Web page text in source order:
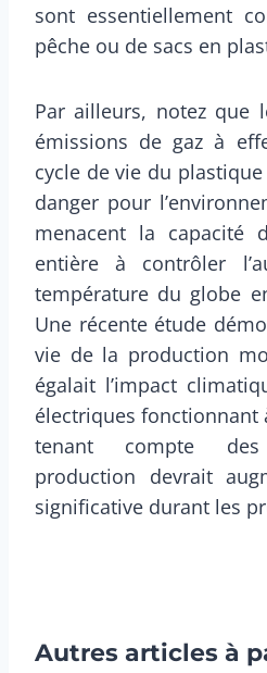
sont essentiellement
pêche ou de sacs en
Par ailleurs, notez que
émissions de gaz à
cycle de vie du
danger pour
menacent la capacité
entière à contrôler
température du globe
Une récente étude
vie de la production
égalait l’impact
électriques fonctionnant
tenant compte
production devrait
significative durant les
Autres articles à